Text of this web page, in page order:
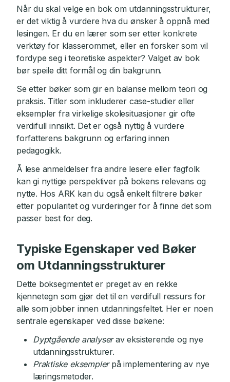
Når du skal velge en bok om utdanningsstrukturer,
er det viktig å vurdere hva du ønsker å oppnå med
lesingen. Er du en lærer som ser etter konkrete
verktøy for klasserommet, eller en forsker som vil
fordype seg i teoretiske aspekter? Valget av bok
bør speile ditt formål og din bakgrunn.
Se etter bøker som gir en balanse mellom teori og
praksis. Titler som inkluderer case-studier eller
eksempler fra virkelige skolesituasjoner gir ofte
verdifull innsikt. Det er også nyttig å vurdere
forfatterens bakgrunn og erfaring innen
pedagogikk.
Å lese anmeldelser fra andre lesere eller fagfolk
kan gi nyttige perspektiver på bokens relevans og
nytte. Hos ARK kan du også enkelt filtrere bøker
etter popularitet og vurderinger for å finne det som
passer best for deg.
Typiske Egenskaper ved Bøker
om Utdanningsstrukturer
Dette boksegmentet er preget av en rekke
kjennetegn som gjør det til en verdifull ressurs for
alle som jobber innen utdanningsfeltet. Her er noen
sentrale egenskaper ved disse bøkene:
Dyptgående analyserav eksisterende og nye
utdanningsstrukturer.
Praktiske eksemplerpå implementering av nye
læringsmetoder.